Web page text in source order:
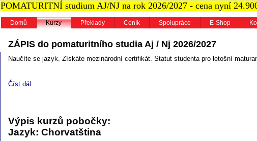
POMATURITNÍ studium AJ/NJ na rok 2026/2027 - cena nyní
Domů Kurzy Překlady Ceník Spolupráce E-Shop
ZÁPIS do pomaturitního studia Aj / Nj 2026/2027
Naučíte se jazyk. Získáte mezinárodní certifikát. Statut studenta pro letošní
Číst dál
Výpis kurzů pobočky:
Jazyk: Chorvatština